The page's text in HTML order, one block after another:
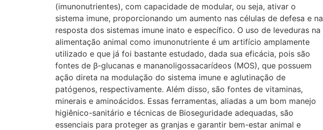
(imunonutrientes), com capacidade de modular, ou seja, ativar o
sistema imune, proporcionando um aumento nas células de defesa e na
resposta dos sistemas imune inato e específico. O uso de leveduras na
alimentação animal como imunonutriente é um artifício amplamente
utilizado e que já foi bastante estudado, dada sua eficácia, pois são
fontes de β-glucanas e mananoligossacarídeos (MOS), que possuem
ação direta na modulação do sistema imune e aglutinação de
patógenos, respectivamente. Além disso, são fontes de vitaminas,
minerais e aminoácidos. Essas ferramentas, aliadas a um bom manejo
higiênico-sanitário e técnicas de Bioseguridade adequadas, são
essenciais para proteger as granjas e garantir bem-estar animal e